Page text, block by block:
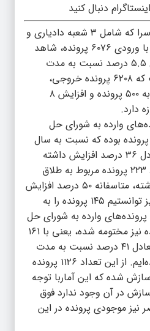
دنبال کنید
وی تشریح کرد: شعب دادسرا که شامل ۳ شعبه دادیاری و
۲ شعبه بازپرسی می‌باشد با ورودی ۶۰۷۶ پرونده، شاهد
افزایش ۳۱۶ پرونده معادل ۵.۵ درصد نسبت به مدت
مشابه سال قبل بوده‌ است که ۶۲۰۸ پرونده خروجی،
حکایت از رسیدگی بیشتر به ۵۰۰ پرونده و افزایش ۸
دارد.
وارده به شورای حل
اختلاف جهت سازش ۵۰۰۱ پرونده بوده که نسبت به سال
قبل ۱۲۳۸ فقره پرونده معادل ۳۶ درصد افزایش داشته
است که در این بین تعداد ۲۲۳ پرونده مربوط به طلاق
بوده که نسبت به سال گذشته، متاسفانه ۵۰ درصد افزایش
داشته‌ایم‌ که از این تعاد نیز توانستیم ۱۴۵ پرونده را به
پرونده‌های وارده به شورای حل
اختلاف، تعداد ۵۱۶۲ پرونده نیز مختومه شده، یعنی با ۱۶۱
پرونده افزایش رسیدگی معادل ۴۱ درصد نسبت به مدت
مشابه سال قبل مواجه بوده‌ایم. از این تعداد ۱۱۲۶ پرونده
به سازش شده که این آماربا توجه
در آن وجود ندارد فوق
نیز موجودی پرونده در این